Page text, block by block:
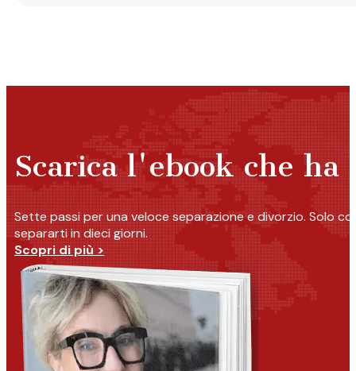
Scarica l'ebook che
Sette passi per una veloce separazione e divorzio. Solo
separarti in dieci giorni.
Scopri di più >